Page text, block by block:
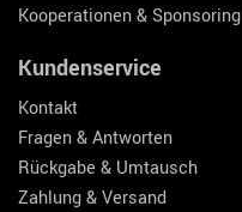
Kooperationen & Sponsoring
Kundenservice
Kontakt
Fragen & Antworten
Rückgabe & Umtausch
Zahlung & Versand